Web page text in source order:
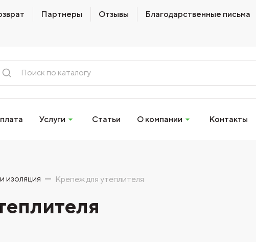
Партнеры Отзывы Благодарственные письма
Услуги Статьи О компании Контакты
изоляция Крепеж для утеплителя